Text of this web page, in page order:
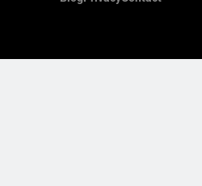
2026